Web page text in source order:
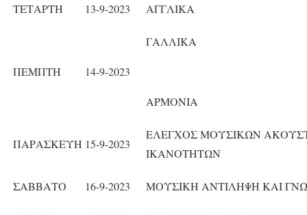
ΤΕΤΑΡΤΗ 13-9-2023 ΑΓΓΛΙΚΑ
ΠΕΜΠΤΗ 14-9-2023
ΓΑΛΛΙΚΑ
ΑΡΜΟΝΙΑ
ΠΑΡΑΣΚΕΥΗ 15-9-2023
ΕΛΕΓΧΟΣ ΜΟΥΣΙΚΩΝ
ΙΚΑΝΟΤΗΤΩΝ
ΣΑΒΒΑΤΟ 16-9-2023 ΜΟΥΣΙΚΗ ΑΝΤΙΛΗΨΗ ΚΑΙ